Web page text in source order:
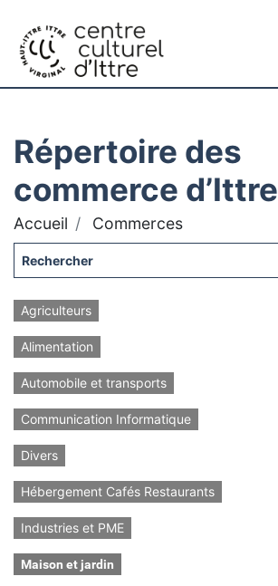
Répertoire des
commerce d’Ittre
Accueil Commerces
Agriculteurs
Alimentation
Automobile et transports
Communication Informatique
Divers
Hébergement Cafés Restaurants
Industries et PME
Maison et jardin